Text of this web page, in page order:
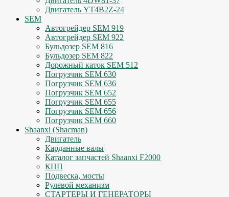
Двигатель YT4B2Z-24
SEM
Автогрейдер SEM 919
Автогрейдер SEM 922
Бульдозер SEM 816
Бульдозер SEM 822
Дорожный каток SEM 512
Погрузчик SEM 630
Погрузчик SEM 636
Погрузчик SEM 652
Погрузчик SEM 655
Погрузчик SEM 656
Погрузчик SEM 660
Shaanxi (Shacman)
Двигатель
Карданные валы
Каталог запчастей Shaanxi F2000
КПП
Подвеска, мосты
Рулевой механизм
СТАРТЕРЫ И ГЕНЕРАТОРЫ